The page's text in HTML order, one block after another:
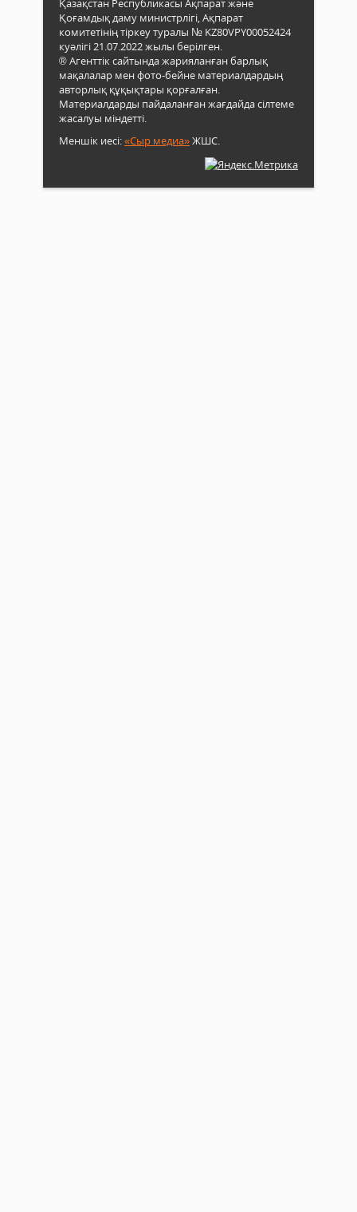
Қазақстан Республикасы Ақпарат және
Қоғамдық даму министрлігі, Ақпарат
комитетінің тіркеу туралы № KZ80VPY00052424
куәлігі 21.07.2022 жылы берілген.
® Агенттік сайтында жарияланған барлық
мақалалар мен фото-бейне материалдардың
авторлық құқықтары қорғалған.
Материалдарды пайдаланған жағдайда сілтеме
жасалуы міндетті.
Меншік иесі:«Сыр медиа»ЖШС.